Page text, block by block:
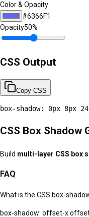
Color & Opacity
#6366F1
Opacity50%
CSS Output
Copy CSS
box-shadow: 0px 8px
CSS Box Shadow
Build multi-layer CSS box
FAQ
What is the CSS box-
box-shadow: offset-x